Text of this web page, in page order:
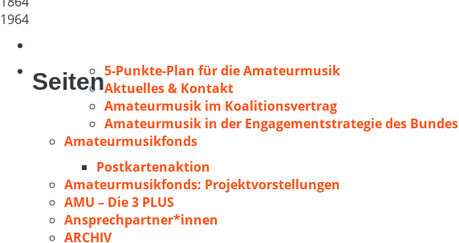
1964
Seiten5-Punkte-Plan für die Amateurmusik
Aktuelles & Kontakt
Amateurmusik im Koalitionsvertrag
Amateurmusik in der Engagementstrategie des Bundes
Amateurmusikfonds
Postkartenaktion
Amateurmusikfonds: Projektvorstellungen
AMU – Die 3 PLUS
Ansprechpartner*innen
ARCHIV